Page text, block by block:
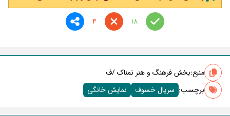
18
4
منبع:بخش فرهنگ و هنر نمناک /ف
برچسب‌: سریال خسوف نمایش خانگی